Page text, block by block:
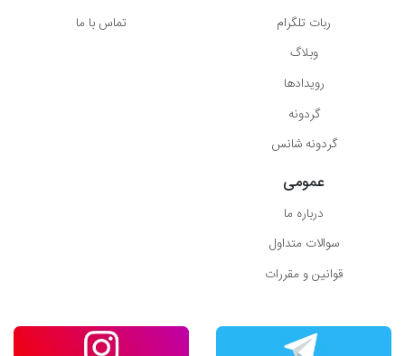
ربات تلگرام
وبلاگ
رویدادها
گردونه
گردونه شانس
تماس با ما
عمومی
درباره ما
سوالات متداول
قوانین و مقررات